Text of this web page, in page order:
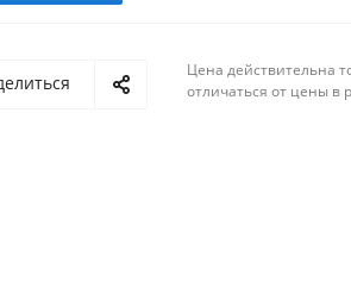
Цена действительна
отличаться от цены в